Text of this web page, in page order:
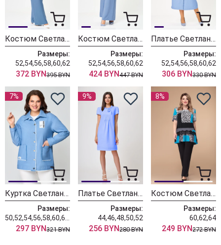
Костюм Светлана-Стиль 2114 индиго
Размеры:
52,54,56,58,60,62
372 BYN395 BYN
Костюм Светлана-Стиль 1933 индиго
Размеры:
52,54,56,58,60,62
424 BYN447 BYN
Платье Светлана-Стиль 2101 голубой
Размеры:
52,54,56,58,60,62
306 BYN330 BYN
7%
Куртка Светлана-Стиль 1944
Размеры:
297 BYN321 BYN
9%
Платье Светлана-Стиль 1853 голубой
Размеры:
44,46,48,50,52
256 BYN280 BYN
8%
Костюм Светлана-Стиль 1218 леопард
Размеры:
60,62,64
249 BYN272 BYN